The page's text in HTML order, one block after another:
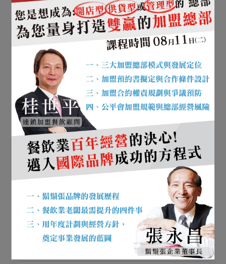
文章分類 冰品/甜品/飲品
100成功案例
所有文章主題
成功案例